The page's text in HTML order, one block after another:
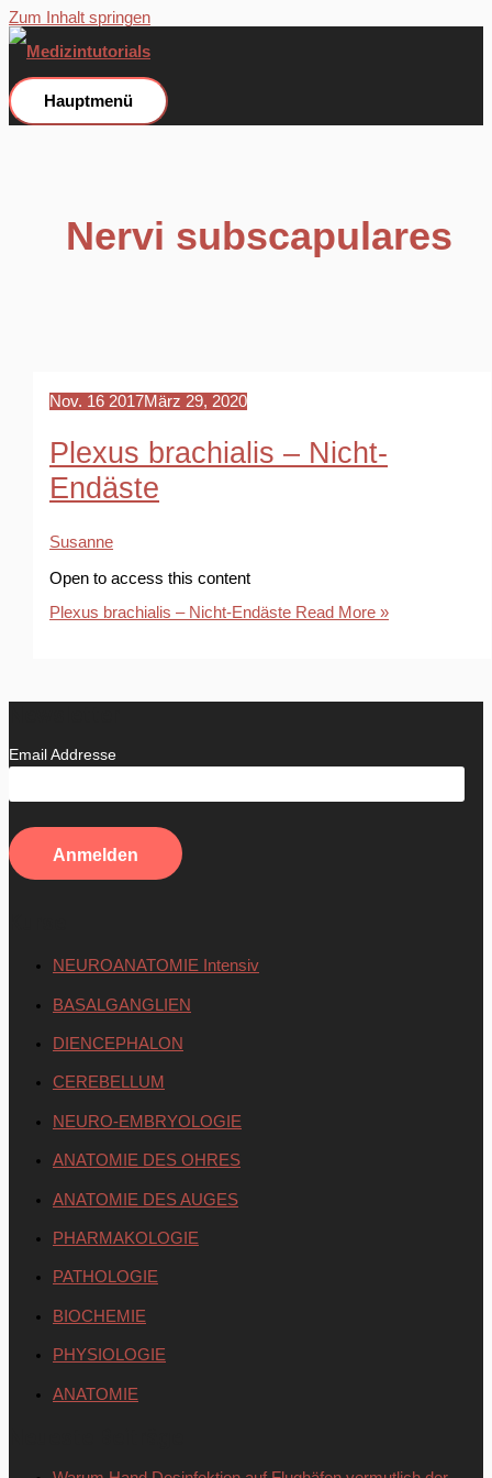
Zum Inhalt springen
Hauptmenü
Nervi subscapulares
Nov. 16 2017März 29, 2020
Plexus brachialis – Nicht-
Endäste
Susanne
Open to access this content
Plexus brachialis – Nicht-Endäste Read More »
Email Addresse
NEUROANATOMIE Intensiv
BASALGANGLIEN
DIENCEPHALON
CEREBELLUM
NEURO-EMBRYOLOGIE
ANATOMIE DES OHRES
ANATOMIE DES AUGES
PHARMAKOLOGIE
PATHOLOGIE
BIOCHEMIE
PHYSIOLOGIE
ANATOMIE